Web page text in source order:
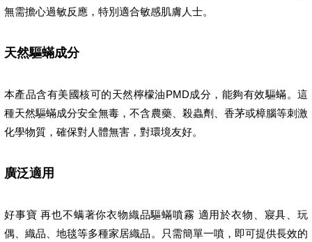
無需擔心過敏反應，特別適合敏感肌膚人士。
天然驅蟎成分
本產品含有美國核可的天然檸檬油PMD成分，能夠有效驅蟎。這
種天然驅蟎成分安全無毒，不含農藥、殺蟲劑、香茅或樟腦等刺激
化學物質，確保對人體無害，對環境友好。
廣泛適用
好事寶 再也不螨著你衣物織品驅蟎噴霧 適用於衣物、寢具、玩
偶、織品、地毯等多種家居織品。只需簡單一噴，即可提供長效的